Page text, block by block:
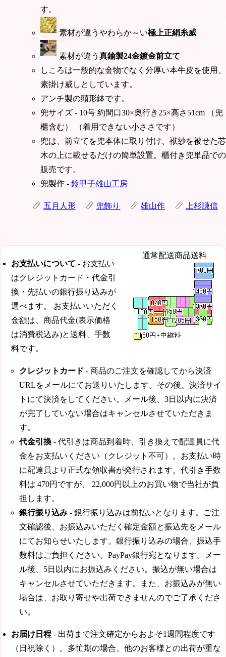
す。
素材が違うやわらか～い極上正絹糸威
素材が違う 真鍮製24金鍍金前立て
しころは一般的な金物でなく分厚い本牛皮を使用、
素掛け威しとしています。
アンチ製の頭形鉢です。
兜サイズ - 10号 約間口30×奥行き25×高さ51cm （兜
櫃含む） （着用できない小ささです）
兜は、前立てを兜本体に取り付け、袱紗を被せた芯
木の上に載せるだけの簡単設置。櫃付き兜単品での
販売です。
兜製作 - 鈴甲子雄山工房
五月人形 兜飾り 雄山作 上杉謙信
通常配送商品送料
お支払いについて - お支払い
はクレジットカード・代金引
換・先払いの銀行振り込みが
選べます。 お支払いいただく
金額は、商品代金(表示価格
は消費税込み)と送料、手数
料です。
クレジットカード - 商品のご注文を確認してから決済
URLをメールにてお送りいたします。その後、決済サイ
トにて決済をしてください。メール後、3日以内に決済
が完了していない場合はキャンセルさせていただきま
す。
代金引換 - 代引きは商品到着時、引き換えで配達員に代
金をお支払いください（クレジット不可）。お支払い時
に配達員より正式な領収書が発行されます。代引き手数
料は 470円 ですが、 22,000円 以上のお買い物で当社が負
担します。
銀行振り込み - 銀行振り込みは前払いとなります。ご注
文確認後、お振込みいただく確定金額と振込先をメール
にてお知らせいたします。銀行振り込みの場合、振込手
数料はご負担ください。PayPay銀行宛となります。メー
ル後、5日以内にお振込みください。振込が無い場合は
キャンセルさせていただきます。また、お振込みが無い
場合は、お取り寄せや出荷できませんのでご了承くださ
い。
お届け日程 - 出荷まで注文確定からおよそ1週間程度です
（日祝除く）。 多忙期の場合、他のお客様との出荷が重な